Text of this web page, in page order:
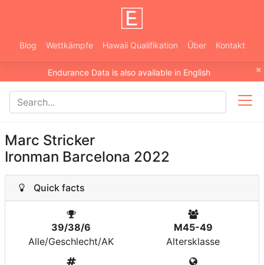
Blog Wettkämpfe Hawaii Qualifikation Über Kontakt
×
Endurance Data is also available in English
Marc Stricker
Ironman Barcelona 2022
Quick facts
39/38/6
Alle/Geschlecht/AK
M45-49
Altersklasse